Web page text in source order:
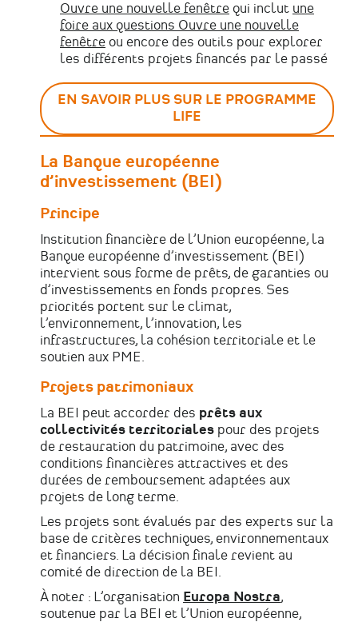
Ouvre une nouvelle fenêtre qui inclut une
foire aux questions Ouvre une nouvelle
fenêtre ou encore des outils pour explorer
les différents projets financés par le passé
EN SAVOIR PLUS SUR LE PROGRAMME
LIFE
La Banque européenne
d’investissement (BEI)
Principe
Institution financière de l’Union européenne, la
Banque européenne d’investissement (BEI)
intervient sous forme de prêts, de garanties ou
d’investissements en fonds propres. Ses
priorités portent sur le climat,
l’environnement, l’innovation, les
infrastructures, la cohésion territoriale et le
soutien aux PME.
Projets patrimoniaux
La BEI peut accorder des prêts aux
collectivités territoriales pour des projets
de restauration du patrimoine, avec des
conditions financières attractives et des
durées de remboursement adaptées aux
projets de long terme.
Les projets sont évalués par des experts sur la
base de critères techniques, environnementaux
et financiers. La décision finale revient au
comité de direction de la BEI.
À noter : L’organisation Europa Nostra,
soutenue par la BEI et l’Union européenne,